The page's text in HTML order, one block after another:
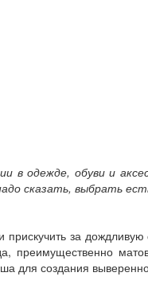
в одежде, обуви и
сказать, выбрать
за
преимущественно
для создания